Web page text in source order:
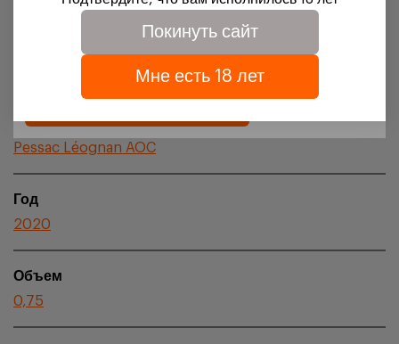
Регион происхождения
Апелласьон
Pessac Léognan AOC
Год
2020
Объем
0,75
cookies.
Подробности можно узнать в нашей
обработки персональных данных
Подтверждаю
Покинуть сайт
Мне есть 18 лет